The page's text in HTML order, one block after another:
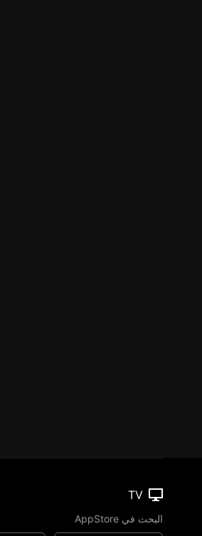
TV
البحث في AppStore